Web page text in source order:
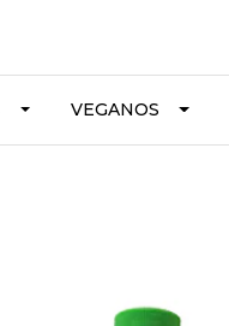
VEGANOS